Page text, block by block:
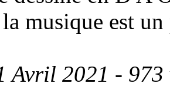
musique est
Avril 2021 - 973